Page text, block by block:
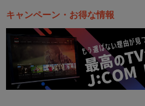
キャンペーン・お得な情報